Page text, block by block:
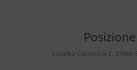
Posizione
Località Cavecchia 2, 37060